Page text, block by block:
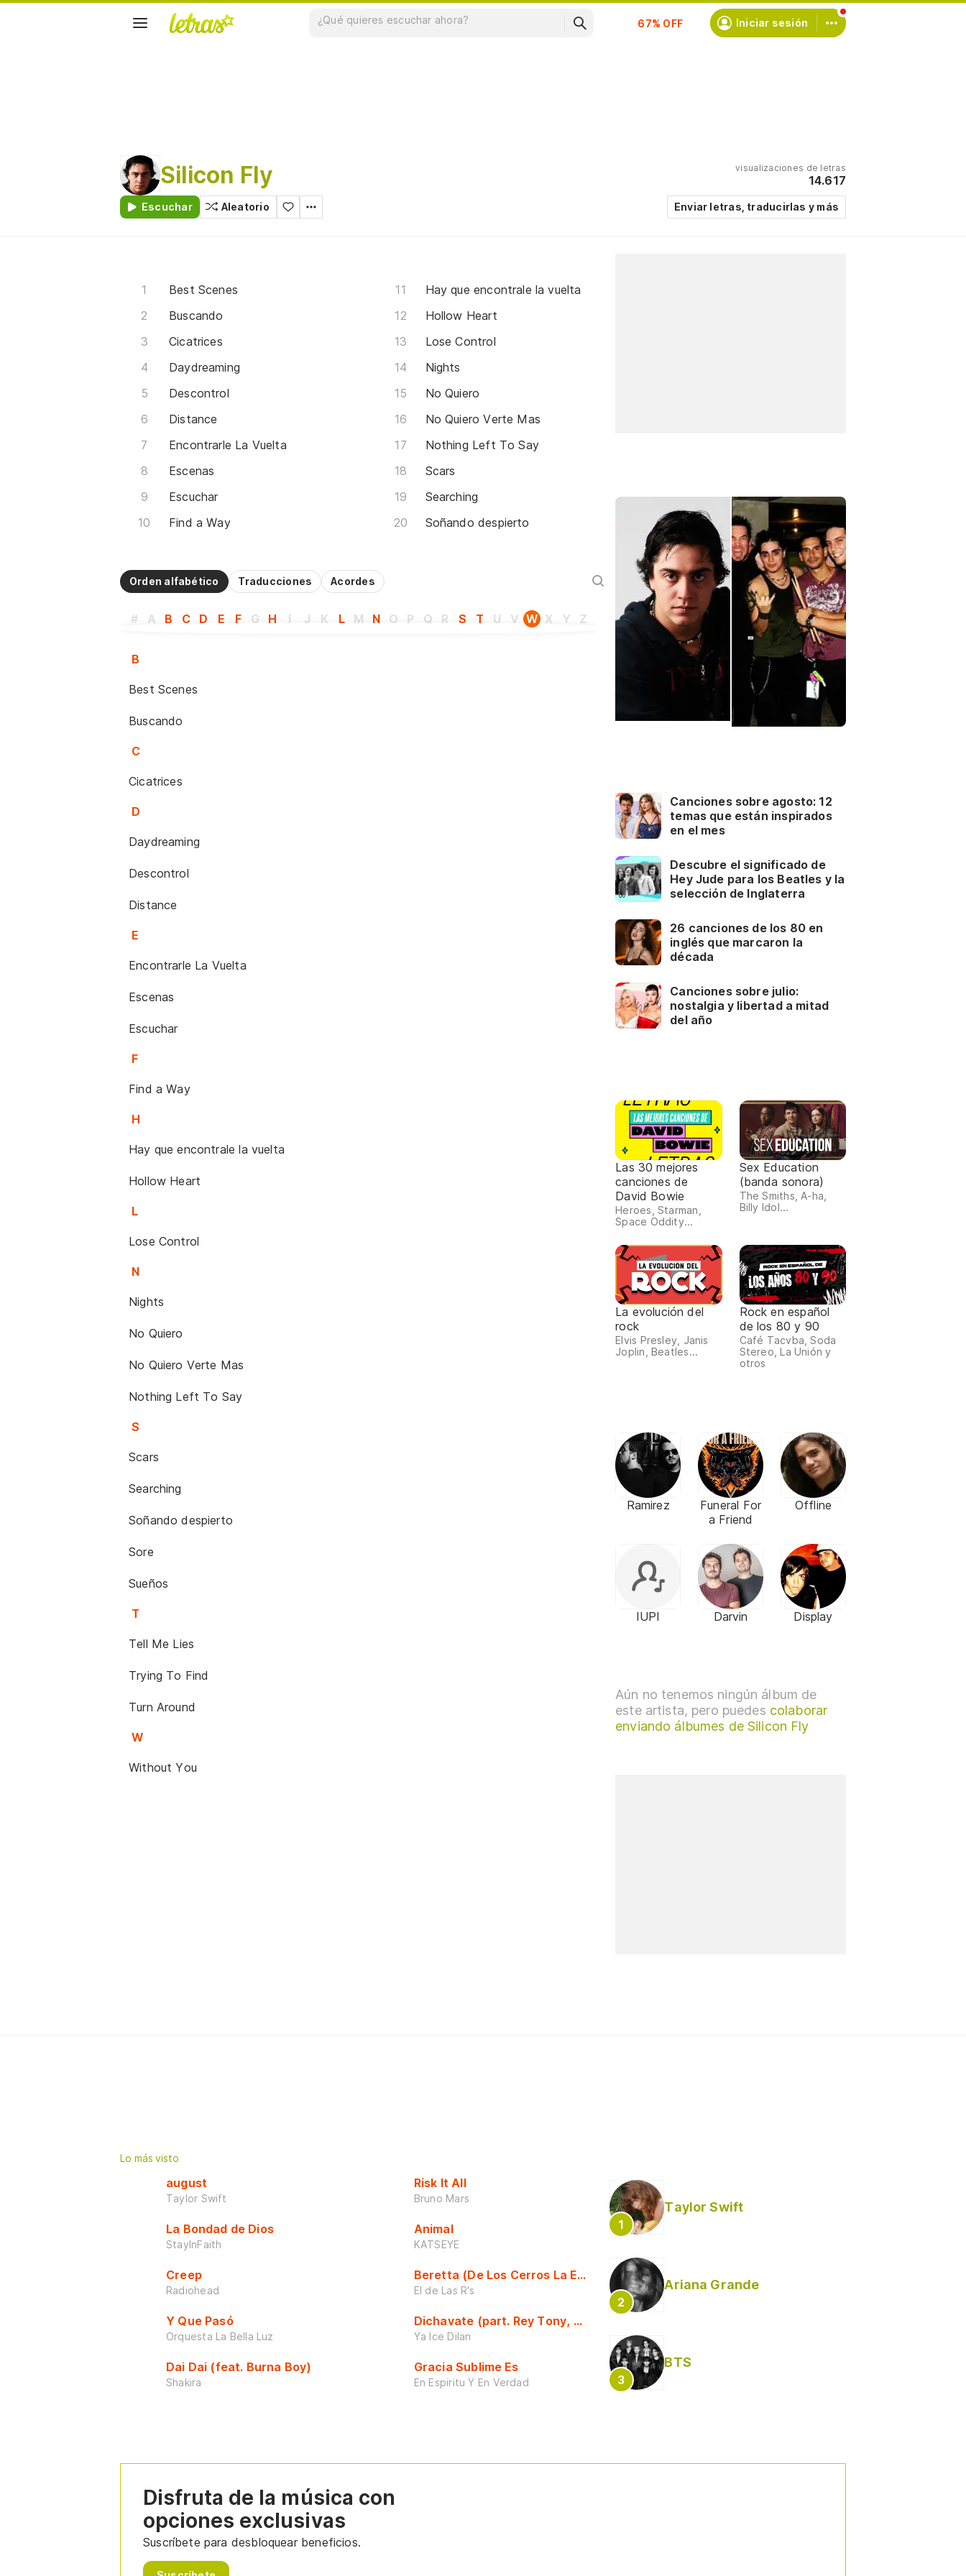
Suscríbete Iniciar sesión
Silicon Fly
Escuchar Aleatorio
visualizaciones de letras
14.617
Enviar letras, traducirlas y más
Best Scenes
Buscando
Cicatrices
Daydreaming
Descontrol
Distance
Encontrarle La Vuelta
Escenas
Escuchar
Find a Way
Hay que encontrale la vuelta
Hollow Heart
Lose Control
Nights
No Quiero
No Quiero Verte Mas
Nothing Left To Say
Scars
Searching
Soñando despierto
Orden alfabético Traducciones Acordes
# A B C D E F G H I J K L M N O P Q R S T U V W X Y Z
B
Best Scenes
Buscando
C
Cicatrices
D
Daydreaming
Descontrol
Distance
E
Encontrarle La Vuelta
Escenas
Escuchar
F
Find a Way
H
Hay que encontrale la vuelta
Hollow Heart
L
Lose Control
N
Nights
No Quiero
No Quiero Verte Mas
Nothing Left To Say
S
Scars
Searching
Soñando despierto
Sore
Sueños
T
Tell Me Lies
Trying To Find
Turn Around
W
Without You
Canciones sobre agosto: 12
temas que están inspirados
en el mes
Descubre el significado de
Hey Jude para los Beatles y la
selección de Inglaterra
26 canciones de los 80 en
inglés que marcaron la
década
Canciones sobre julio:
nostalgia y libertad a mitad
del año
Las 30 mejores
canciones de
David Bowie
Heroes, Starman,
Space Oddity...
Sex Education
(banda sonora)
The Smiths, A-ha,
Billy Idol...
La evolución del
rock
Elvis Presley, Janis
Joplin, Beatles...
Rock en español
de los 80 y 90
Café Tacvba, Soda
Stereo, La Unión y
otros
Ramirez
Funeral For
a Friend
Offline
IUPI Darvin Display
Aún no tenemos ningún álbum de
este artista, pero puedes colaborar
enviando álbumes de Silicon Fly
Lo más visto
august
Taylor Swift
La Bondad de Dios
StayInFaith
Creep
Radiohead
Y Que Pasó
Orquesta La Bella Luz
Dai Dai (feat. Burna Boy)
Shakira
Risk It All
Bruno Mars
Animal
KATSEYE
Beretta (De Los Cerros La Escuela)
El de Las R's
Dichavate (part. Rey Tony, Dj Honda y Helabusador) [explícita]
Ya Ice Dilan
Gracia Sublime Es
En Espiritu Y En Verdad
Taylor Swift
Ariana Grande
BTS
Disfruta de la música con
opciones exclusivas
Suscríbete para desbloquear beneficios.